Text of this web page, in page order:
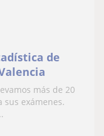
de
más de 20
exámenes.